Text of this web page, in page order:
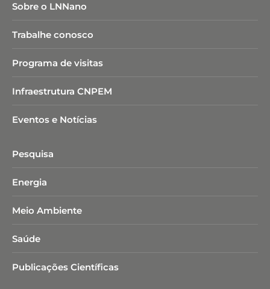
Sobre o LNNano
Trabalhe conosco
Programa de visitas
Infraestrutura CNPEM
Eventos e Notícias
Pesquisa
Energia
Meio Ambiente
Saúde
Publicações Científicas